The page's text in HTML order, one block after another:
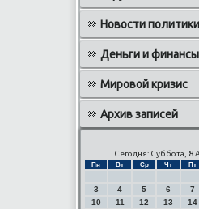
Новости политики
Деньги и финансы
Мировой кризис
Архив записей
Сегодня: Суббота, 8
Пн Вт Ср Чт Пт
3
4 5 6 7
10
11 12 13 14